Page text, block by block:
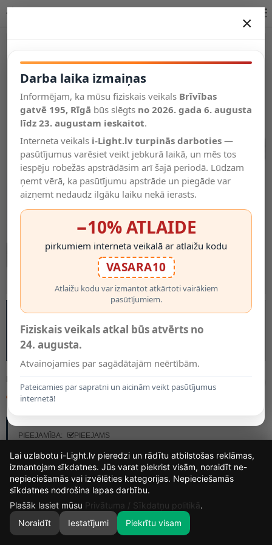
Salīdzināt
Vēlmju
saraksts
Valodas
0
MODELIS:
49.99€
PIEEJAMĪBA:
PIEEJAMS
×
Darba laika izmaiņas
Informējam, ka mūsu fiziskais veikals Brīvības
gatvē 195, Rīgā būs slēgts no 2026. gada 6. augusta
līdz 23. augustam ieskaitot.
Interneta veikals i-Light.lv turpinās darboties —
pasūtījumus varēsiet veikt jebkurā laikā, un mēs tos
iespēju robežās apstrādāsim arī šajā periodā. Lūdzam
ņemt vērā, ka pasūtījumu apstrāde un piegāde var
aizņemt nedaudz ilgāku laiku nekā ierasts.
−10% ATLAIDE
pirkumiem interneta veikalā ar atlaižu kodu
VASARA10
Atlaižu kodu var izmantot atkārtoti vairākiem
pasūtījumiem.
Fiziskais veikals atkal būs atvērts no
24. augusta.
Atvainojamies par sagādātajām neērtībām.
Pateicamies par sapratni un aicinām veikt pasūtījumus
internetā!
15
DIENAS
6
STUNDAS
29
MIN.
14
Lai uzlabotu i-Light.lv pieredzi un rādītu atbilstošas reklāmas,
izmantojam sīkdatnes. Jūs varat piekrist visām, noraidīt ne-
nepieciešamās vai izvēlēties kategorijas. Nepieciešamās
sīkdatnes nodrošina lapas darbību.
Plašāk lasiet mūsu Privātuma / Sīkdatņu politikā.
Noraidīt
Iestatījumi Piekrītu visam